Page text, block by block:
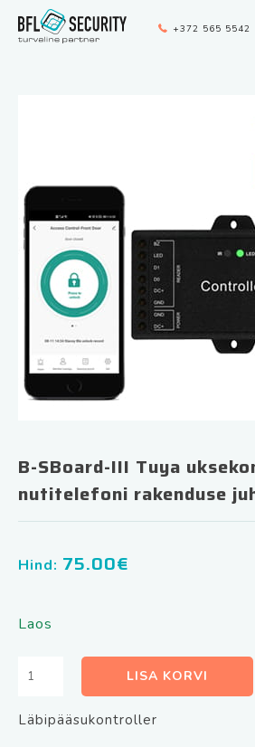
+372 565 5542
B-SBoard-III Tuya
nutitelefoni rakenduse
Hind: 75.00€
Laos
B-
III
Tuya
LISA KORVI
Läbipääsukontroller